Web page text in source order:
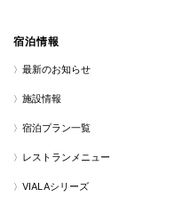
宿泊情報
最新のお知らせ
施設情報
宿泊プラン一覧
レストランメニュー
VIALAシリーズ